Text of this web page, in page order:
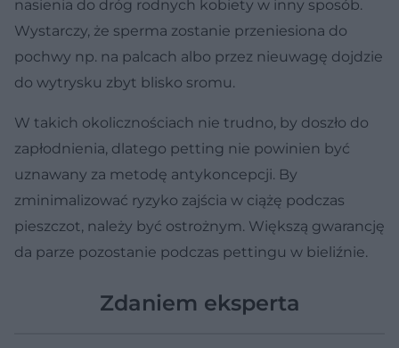
nasienia do dróg rodnych kobiety w inny sposób.
Wystarczy, że sperma zostanie przeniesiona do
pochwy np. na palcach albo przez nieuwagę dojdzie
do wytrysku zbyt blisko sromu.
W takich okolicznościach nie trudno, by doszło do
zapłodnienia, dlatego petting nie powinien być
uznawany za metodę antykoncepcji. By
zminimalizować ryzyko zajścia w ciążę podczas
pieszczot, należy być ostrożnym. Większą gwarancję
da parze pozostanie podczas pettingu w bieliźnie.
Zdaniem eksperta